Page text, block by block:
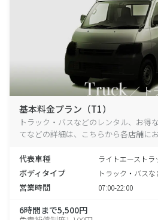
基本料金プラン（T1）
トラック・バスなどのレンタル、お得
てなどの詳細は、こちらから各店舗に
代表車種 ライトエーストラ
ボディタイプ トラック・バスな
営業時間 07:00-22:00
6時間まで5,500円